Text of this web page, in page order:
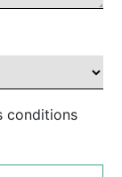
conditions